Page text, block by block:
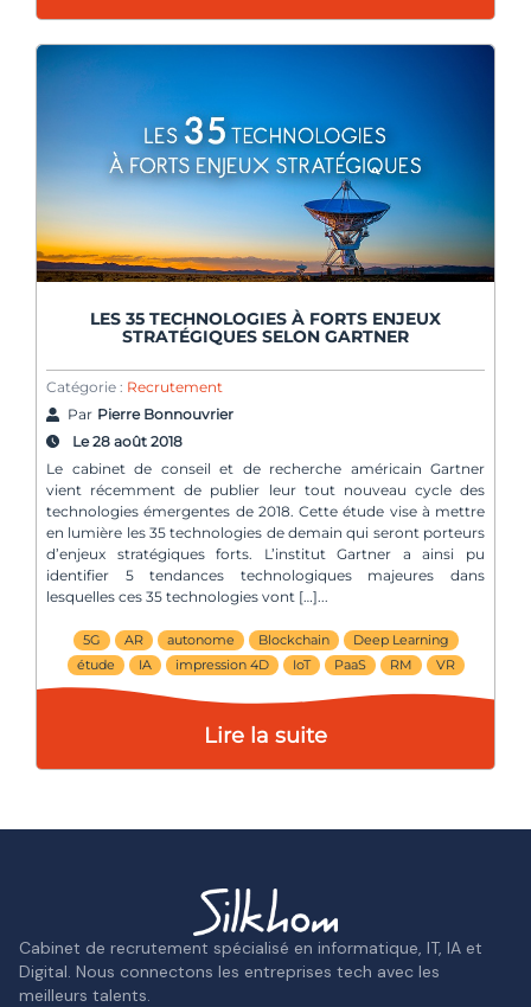
LES 35 TECHNOLOGIES À FORTS ENJEUX
STRATÉGIQUES SELON GARTNER
Catégorie : Recrutement
Par Pierre Bonnouvrier
Le 28 août 2018
Le cabinet de conseil et de recherche américain Gartner
vient récemment de publier leur tout nouveau cycle des
technologies émergentes de 2018. Cette étude vise à mettre
en lumière les 35 technologies de demain qui seront porteurs
d’enjeux stratégiques forts. L’institut Gartner a ainsi pu
identifier 5 tendances technologiques majeures dans
lesquelles ces 35 technologies vont […]
5G AR autonome Blockchain
Deep Learning
étude
IA impression 4D IoT PaaS RM VR
Lire la suite
Cabinet de recrutement spécialisé en informatique, IT, IA et
Digital. Nous connectons les entreprises tech avec les
meilleurs talents.